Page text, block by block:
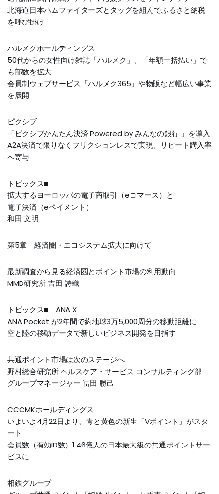
北海道日本ハムファイターズとタッグを組んでふるさと納税
を呼び掛け
ハルメクホールディングス
50代からの女性向け雑誌「ハルメク」、「年額一括払い」で
も部数を拡大
会員制ウェブサービス「ハルメク365」や物販など幅広い事業
を展開
ピクシブ
「ピクシブかんたん決済 Powered by みんなの銀行 」を導入
A2A決済で限りなくフリクションレスで実現、リピート購入率
へ寄与
トピックス■
拡大するヨーロッパの電子商取引（eコマース）と
電子決済（eペイメント）
和田 文明
第5章 経済圏・エコシステム拡大に向けて
最新調査から見る経済圏とポイント市場の利用動向
MMD研究所 吉田 詩織
トピックス■ ANA X
ANA Pocket が2年間で約地球3万5,000周分の移動距離に
空と陸の移動データで新しいビジネス開発を目指す
共通ポイント市場は次のステージへ
野村総合研究所 ヘルスケア・サービス コンサルティング部
グループマネージャー 冨田 勝己
CCCMKホールディングス
いよいよ4月22日より、青と黄色の新生「Vポイント」がスタ
ート
会員数（有効ID数）1.46億人の日本最大級の共通ポイントサー
ビスに
相鉄グループ